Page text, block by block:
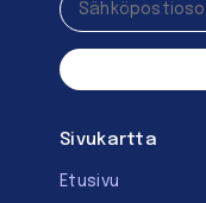
Sivukartta
Etusivu